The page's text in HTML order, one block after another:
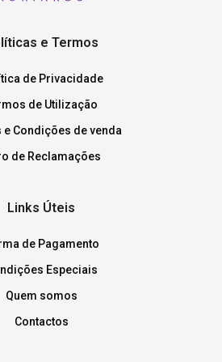
e Termos
de Privacidade
de Utilização
e Condições de venda
de Reclamações
Links Úteis
de Pagamento
Especiais
Quem somos
Contactos